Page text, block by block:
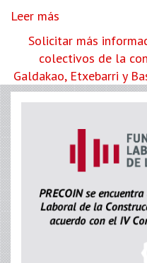
Leer más
Solicitar más
colectivos de la
Galdakao, Etxebarri y